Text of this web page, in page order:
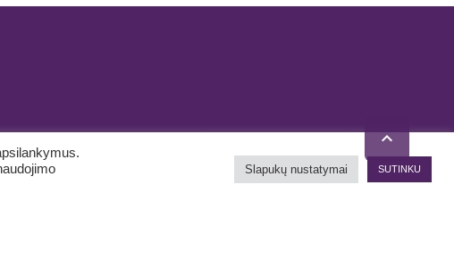

Pirkimo internetu taisyklės Naudinga informacija
Slapukų nustatymai SUTINKU